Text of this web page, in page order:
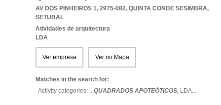
AV DOS PINHEIROS 1, 2975-082, QUINTA CONDE SESIMBRA,
SETUBAL
Atividades de arquitectura
LDA
Ver empresa Ver no Mapa
Matches in the search for:
Activity categories: ...QUADRADOS APOTEÓTICOS, LDA...